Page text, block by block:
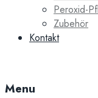
Peroxid-
Zubehör
Kontakt
Menu